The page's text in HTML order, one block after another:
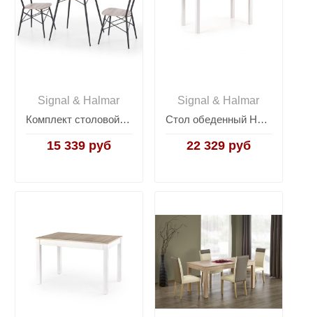
Signal & Halmar
Комплект столовой мебели Halmar KABIR (стол + 2 стула, дуб сан ремо)
15 339 руб
Signal & Halmar
Стол обеденный Halmar KSAWERY (дуб сонома/белый)
22 329 руб